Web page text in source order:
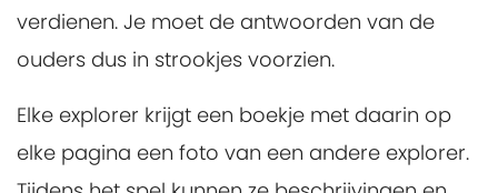
verdienen. Je moet de antwoorden van de
ouders dus in strookjes voorzien.
Elke explorer krijgt een boekje met daarin op
elke pagina een foto van een andere explorer.